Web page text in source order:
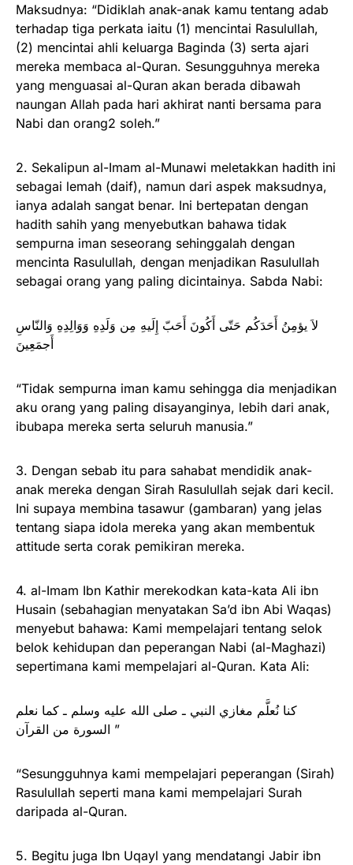
Maksudnya: “Didiklah anak-anak kamu tentang adab
terhadap tiga perkata iaitu (1) mencintai Rasulullah,
(2) mencintai ahli keluarga Baginda (3) serta ajari
mereka membaca al-Quran. Sesungguhnya mereka
yang menguasai al-Quran akan berada dibawah
naungan Allah pada hari akhirat nanti bersama para
Nabi dan orang2 soleh.”
2. Sekalipun al-Imam al-Munawi meletakkan hadith ini
sebagai lemah (daif), namun dari aspek maksudnya,
ianya adalah sangat benar. Ini bertepatan dengan
hadith sahih yang menyebutkan bahawa tidak
sempurna iman seseorang sehinggalah dengan
mencinta Rasulullah, dengan menjadikan Rasulullah
sebagai orang yang paling dicintainya. Sabda Nabi:
لاَ يؤمِنُ أَحَدَكُم حَتّى أَكُونَ أَحَبّ إِلَيهِ مِن وَلَدِهِ وَوَالِدِهِ وَالنّاسِ
أَجمَعِينَ
“Tidak sempurna iman kamu sehingga dia menjadikan
aku orang yang paling disayanginya, lebih dari anak,
ibubapa mereka serta seluruh manusia.”
3. Dengan sebab itu para sahabat mendidik anak-
anak mereka dengan Sirah Rasulullah sejak dari kecil.
Ini supaya membina tasawur (gambaran) yang jelas
tentang siapa idola mereka yang akan membentuk
attitude serta corak pemikiran mereka.
4. al-Imam Ibn Kathir merekodkan kata-kata Ali ibn
Husain (sebahagian menyatakan Sa’d ibn Abi Waqas)
menyebut bahawa: Kami mempelajari tentang selok
belok kehidupan dan peperangan Nabi (al-Maghazi)
sepertimana kami mempelajari al-Quran. Kata Ali:
كنا نُعلَّم مغازي النبي ـ صلى الله عليه وسلم ـ كما نعلم
السورة من القرآن ”
“Sesungguhnya kami mempelajari peperangan (Sirah)
Rasulullah seperti mana kami mempelajari Surah
daripada al-Quran.
5. Begitu juga Ibn Uqayl yang mendatangi Jabir ibn